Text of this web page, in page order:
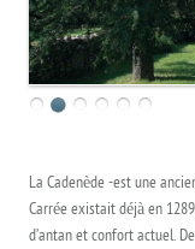
La Cadenède -est une
Carrée existait déjà en
d’antan et confort actuel.